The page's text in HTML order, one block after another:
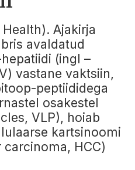
Health). Ajakirja
avaldatud
(ingl –
vastane vaktsiin,
peptiididega
osakestel
VLP), hoiab
kartsinoomi
HCC)